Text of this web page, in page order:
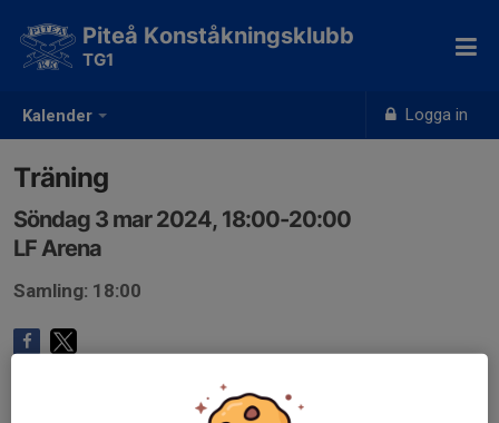
Kalender Logga in
Piteå Konståkningsklubb
TG1
Träning
Söndag 3 mar 2024, 18:00-20:00
LF Arena
Samling: 18:00